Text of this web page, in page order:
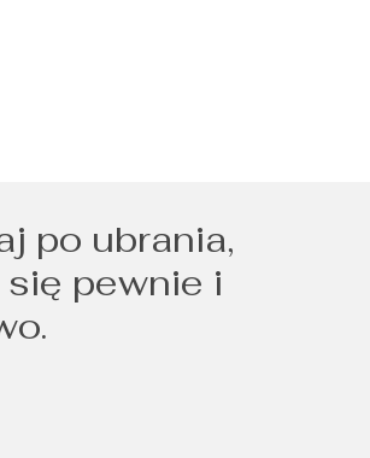
po ubrania,
pewnie i